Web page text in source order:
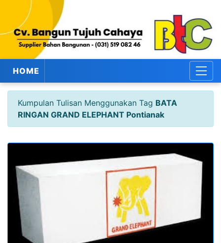
HOME
Kumpulan Tulisan Menggunakan Tag BATA
RINGAN GRAND ELEPHANT Pontianak